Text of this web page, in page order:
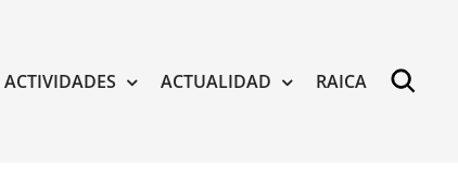
ACTIVIDADES ACTUALIDAD RAICA